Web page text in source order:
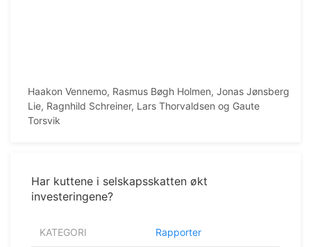
Haakon Vennemo, Rasmus Bøgh Holmen, Jonas Jønsberg
Lie, Ragnhild Schreiner, Lars Thorvaldsen og Gaute
Torsvik
Har kuttene i selskapsskatten økt
investeringene?
KATEGORI Rapporter